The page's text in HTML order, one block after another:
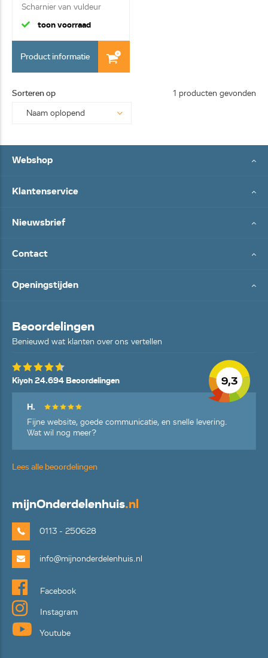
Scharnier van vuldeur
toon voorraad
Product informatie
Sorteren op 1 producten gevonden
Webshop
Klantenservice
Nieuwsbrief
Contact
Openingstijden
Beoordelingen
Benieuwd wat klanten over ons vertellen
9,3
Kiyoh 24.694 Beoordelingen
H.
Fijne website, goede communicatie, en snelle levering.
Wat wil nog meer?
Lees alle beoordelingen
mijnOnderdelenhuis.nl
0113 - 250628
info@mijnonderdelenhuis.nl
Facebook
Instagram
Youtube